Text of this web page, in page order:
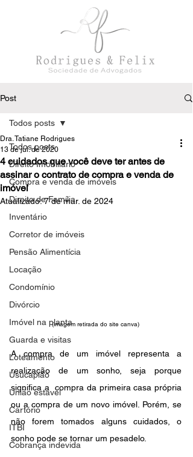
Post
Todos posts
Direito Imobiliário
Compra e venda de imóveis
Direito de Família
Inventário
Corretor de imóveis
Pensão Alimentícia
Locação
Condomínio
Divórcio
Imóvel na planta
Guarda e visitas
Loteamento
Usucapião
União estável
Cartório
ITBI
Cobrança indevida
Todos posts
4 cuidados que você deve ter antes de
assinar o contrato de compra e venda de
imóvel
Dra. Tatiane Rodrigues
13 de jul. de 2020
Atualizado:7 de mar. de 2024
(imagem retirada do site canva)
A compra de um imóvel representa a
realização de um sonho, seja porque
significa a  compra da primeira casa própria
ou a compra de um novo imóvel. Porém, se
não forem tomados alguns cuidados, o
sonho pode se tornar um pesadelo.